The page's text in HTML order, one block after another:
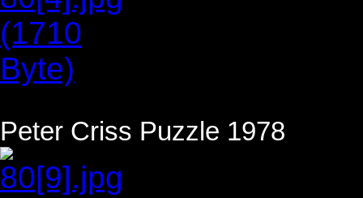
Peter Criss Puzzle 1978